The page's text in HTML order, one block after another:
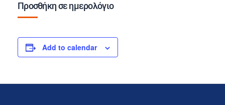
Προσθήκη σε ημερολόγιο
Add to calendar